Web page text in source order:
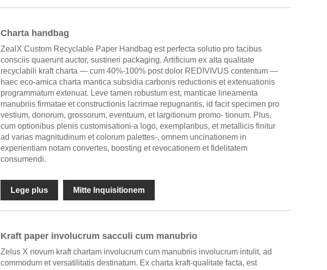
Charta handbag
ZealX Custom Recyclable Paper Handbag est perfecta solutio pro facibus
consciis quaerunt auctor, sustineri packaging. Artificium ex alta qualitate
recyclabili kraft charta — cum 40%-100% post dolor REDIVIVUS contentum —
haec eco-amica charta mantica subsidia carbonis reductionis et extenuationis
programmatum extenuat. Leve tamen robustum est, manticae lineamenta
manubriis firmatae et constructionis lacrimae repugnantis, id facit specimen pro
vestium, donorum, grossorum, eventuum, et largitionum promo- tionum. Plus,
cum optionibus plenis customisationi-a logo, exemplaribus, et metallicis finitur
ad varias magnitudinum et colorum palettes-, omnem uncinationem in
experientiam notam convertes, boosting et revocationem et fidelitatem
consumendi.
Lege plus Mitte Inquisitionem
Kraft paper involucrum sacculi cum manubrio
Zelus X novum kraft chartam involucrum cum manubriis involucrum intulit, ad
commodum et versatilitatis destinatum. Ex charta kraft-qualitate facta, est